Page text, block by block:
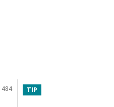
484 TIP